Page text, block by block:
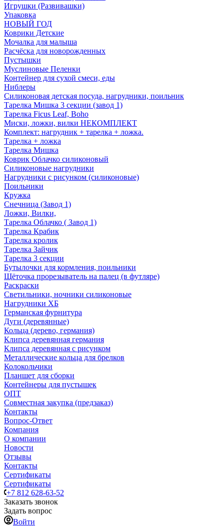
Игрушки (Развивашки)
Упаковка
НОВЫЙ ГОД
Коврики Детские
Мочалка для малыша
Расчёска для новорожденных
Пустышки
Муслиновые Пеленки
Контейнер для сухой смеси, еды
Ниблеры
Силиконовая детская посуда, нагрудники, поильник
Тарелка Мишка 3 секции (завод 1)
Тарелка Ficus Leaf, Boho
Миски, ложки, вилки НЕКОМПЛЕКТ
Комплект: нагрудник + тарелка + ложка.
Тарелка + ложка
Тарелка Мишка
Коврик Облачко силиконовый
Силиконовые нагрудники
Нагрудники с рисунком (силиконовые)
Поильники
Кружка
Снечница (Завод 1)
Ложки, Вилки,
Тарелка Облачко ( Завод 1)
Тарелка Крабик
Тарелка кролик
Тарелка Зайчик
Тарелка 3 секции
Бутылочки для кормления, поильники
Щёточка прорезыватель на палец (в футляре)
Раскраски
Светильники, ночники силиконовые
Нагрудники ХБ
Германская фурнитура
Дуги (деревянные)
Кольца (дерево, германия)
Клипса деревянная германия
Клипса деревянная с рисунком
Металлические кольца для брелков
Колокольчики
Планшет для сборки
Контейнеры для пустышек
ОПТ
Совместная закупка (предзаказ)
Контакты
Вопрос-Ответ
Компания
О компании
Новости
Отзывы
Контакты
Сертификаты
Сертификаты
+7 812 628-63-52
Заказать звонок
Задать вопрос
Войти